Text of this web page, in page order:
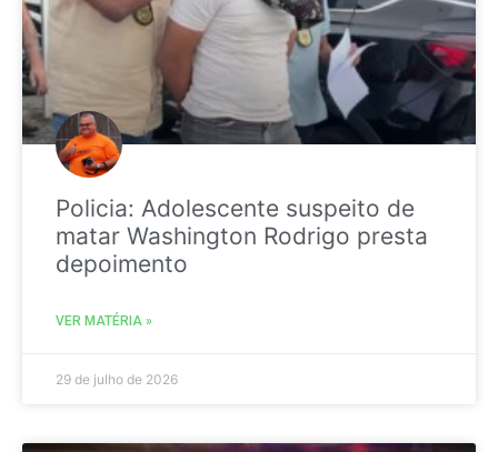
Policia: Adolescente suspeito de
matar Washington Rodrigo presta
depoimento
VER MATÉRIA »
29 de julho de 2026